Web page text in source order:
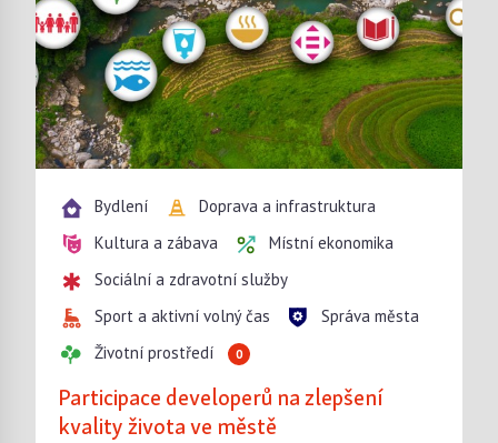
Bydlení
Doprava a infrastruktura
Kultura a zábava
Místní ekonomika
Sociální a zdravotní služby
Sport a aktivní volný čas
Správa města
Životní prostředí
0
Participace developerů na zlepšení
kvality života ve městě